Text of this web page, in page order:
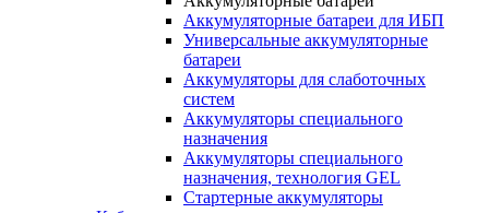
Аккумуляторные батареи для ИБП
Универсальные аккумуляторные
батареи
Аккумуляторы для слаботочных
систем
Аккумуляторы специального
назначения
Аккумуляторы специального
назначения, технология GEL
Стартерные аккумуляторы